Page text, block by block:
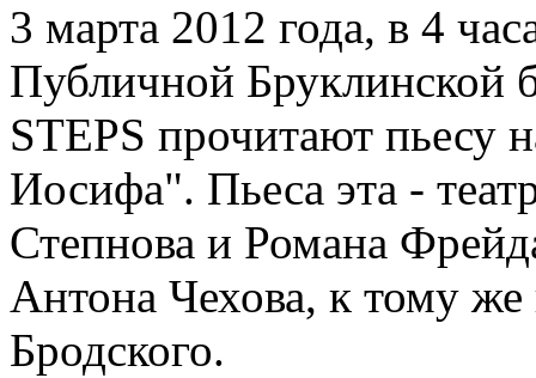
3 марта 2012 года, в 4
Публичной Бруклинской
STEPS прочитают пьесу
Иосифа". Пьеса эта -
Степнова и Романа
Антона Чехова, к тому
Бродского.